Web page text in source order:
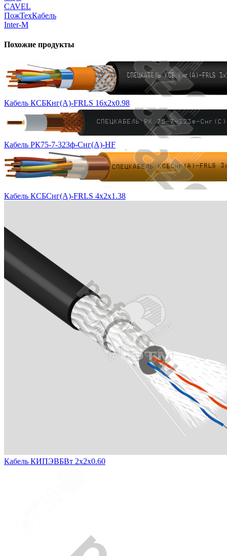
CAVEL
ПожТехКабель
Inter-M
Похожие продукты
Кабель КСБКнг(А)-FRLS 16х2х0.98
Кабель РК75-7-323ф-Снг(A)-HF
Кабель КСБСнг(А)-FRLS 4х2х1.38
Кабель КИПЭВБВт 2х2х0.60